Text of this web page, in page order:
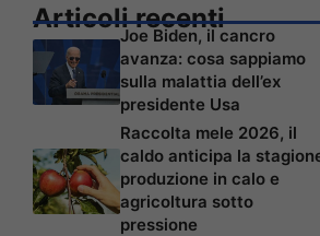
Articoli recenti
Joe Biden, il cancro
avanza: cosa sappiamo
sulla malattia dell’ex
presidente Usa
Raccolta mele 2026, il
caldo anticipa la
produzione in calo e
agricoltura sotto
pressione